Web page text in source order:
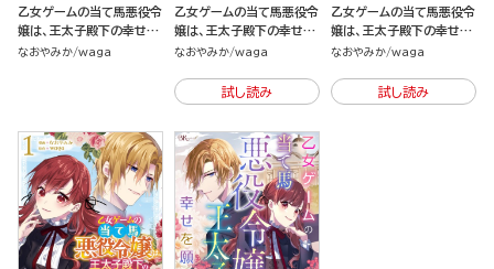
乙女ゲームの当て馬悪役令
嬢は、王太子殿下の幸せを
願います！
なおやみか waga
乙女ゲームの当て馬悪役令
嬢は、王太子殿下の幸せを
願います！（3）
なおやみか waga
試し読み
乙女ゲームの当て馬悪役令
嬢は、王太子殿下の幸せを
願います！（2）
なおやみか waga
試し読み